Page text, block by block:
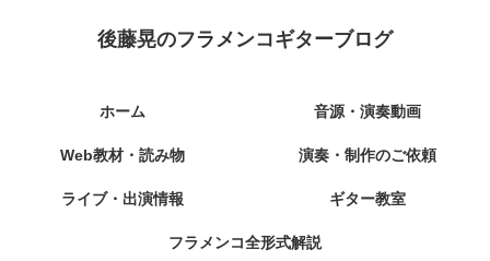
後藤晃のフラメンコギターブログ
ホーム 音源・演奏動画
Web教材・読み物 演奏・制作のご依頼
ライブ・出演情報 ギター教室
フラメンコ全形式解説